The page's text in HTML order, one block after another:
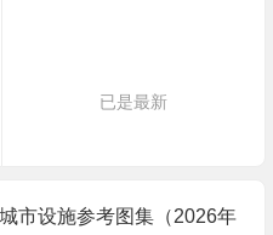
已是最新
市设施参考图集（2026年